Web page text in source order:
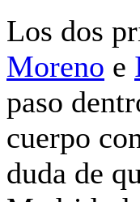
Los dos
Moreno e
paso
cuerpo
duda de